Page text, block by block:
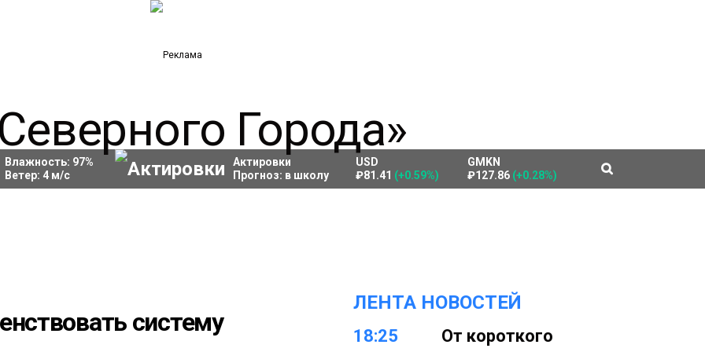
Влажность: 97%
Ветер: 4м/с
Актировки
Прогноз: в школу
USD
₽81.41 (+0.59%)
GMKN
₽127.86 (+0.28%)
систему
ЛЕНТА НОВОСТЕЙ
18:25
От короткого